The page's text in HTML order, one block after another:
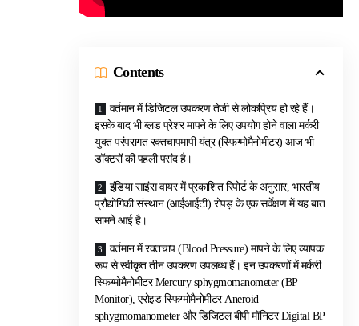
Contents
वर्तमान में डिजिटल उपकरण तेजी से लोकप्रिय हो रहे हैं।
इसके बाद भी ब्लड प्रेशर मापने के लिए उपयोग होने वाला मर्करी
युक्त परंपरागत रक्तचापमापी यंत्र (स्फिग्मोमैनोमीटर) आज भी
डॉक्टरों की पहली पसंद है।
इंडिया साइंस वायर में प्रकाशित रिपोर्ट के अनुसार, भारतीय
प्रौद्योगिकी संस्थान (आईआईटी) रोपड़ के एक सर्वेक्षण में यह बात
सामने आई है।
वर्तमान में रक्तचाप (Blood Pressure) मापने के लिए व्यापक
रूप से स्वीकृत तीन उपकरण उपलब्ध हैं। इन उपकरणों में मर्करी
स्फिग्मोमैनोमीटर Mercury sphygmomanometer (BP
Monitor), एरोइड स्फिग्मोमैनोमीटर Aneroid
sphygmomanometer और डिजिटल बीपी मॉनिटर Digital BP